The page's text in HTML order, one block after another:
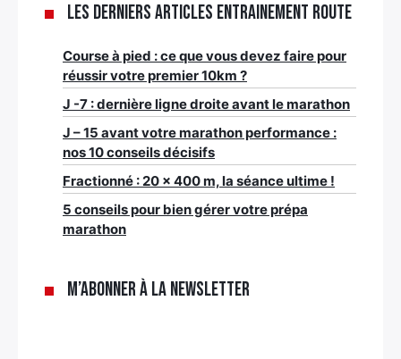
Les derniers articles Entrainement route
Course à pied : ce que vous devez faire pour
réussir votre premier 10km ?
J -7 : dernière ligne droite avant le marathon
J – 15 avant votre marathon performance :
nos 10 conseils décisifs
Fractionné : 20 x 400 m, la séance ultime !
5 conseils pour bien gérer votre prépa
marathon
M’abonner à la newsletter